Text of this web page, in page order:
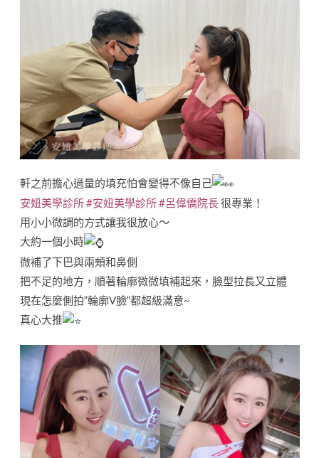
軒之前擔心過量的填充怕會變得不像自己
安妞美學診所#安妞美學診所#呂偉僑院長很專業！
用小小微調的方式讓我很放心～
大約一個小時
微補了下巴與兩頰和鼻側
把不足的地方，順著輪廓微微填補起來，臉型拉長又立體
現在怎麼側拍”輪廓V臉”都超級滿意~
真心大推